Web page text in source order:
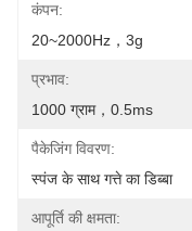
कंपन:
20~2000Hz，3g
प्रभाव:
1000 ग्राम，0.5ms
पैकेजिंग विवरण:
स्पंज के साथ गत्ते का डिब्बा
आपूर्ति की क्षमता: